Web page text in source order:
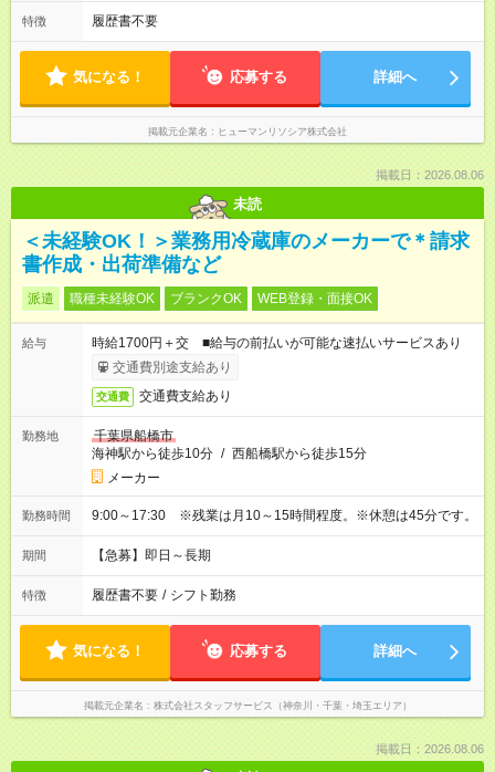
特徴 履歴書不要
気になる！ 応募する 詳細へ
掲載元企業名 ヒューマンリソシア株式会社
掲載日：2026.08.06
未読
＜未経験OK！＞業務用冷蔵庫のメーカーで＊請求
書作成・出荷準備など
派遣 職種未経験OK ブランクOK WEB登録・面接OK
給与
時給1700円＋交 ■給与の前払いが可能な速払いサービスあり
交通費別途支給あり
交通費 交通費支給あり
勤務地
千葉県船橋市
海神駅から徒歩10分 / 西船橋駅から徒歩15分
メーカー
勤務時間 9:00～17:30 ※残業は月10～15時間程度。※休憩は45分です。
期間 【急募】即日～長期
特徴 履歴書不要 / シフト勤務
気になる！ 応募する 詳細へ
掲載元企業名 株式会社スタッフサービス（神奈川・千葉・埼玉エリア）
掲載日：2026.08.06